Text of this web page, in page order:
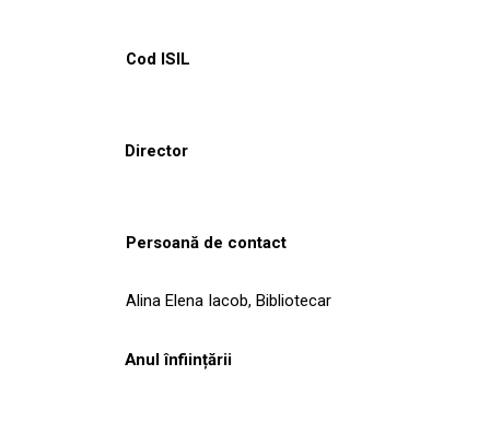
Cod ISIL
Director
Persoană de contact
Alina Elena Iacob, Bibliotecar
Anul înființării